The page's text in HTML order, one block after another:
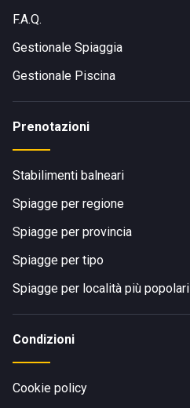
F.A.Q.
Gestionale Spiaggia
Gestionale Piscina
Prenotazioni
Stabilimenti balneari
Spiagge per regione
Spiagge per provincia
Spiagge per tipo
Spiagge per località più popolari
Condizioni
Cookie policy